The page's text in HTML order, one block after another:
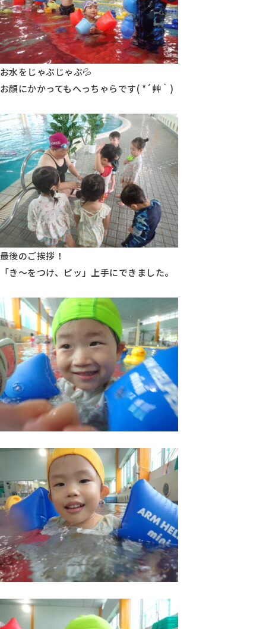
お水をじゃぶじゃぶ💦
お顔にかかってもへっちゃらです( *´艸｀)
最後のご挨拶！
「き～をつけ、ピッ」上手にできました。